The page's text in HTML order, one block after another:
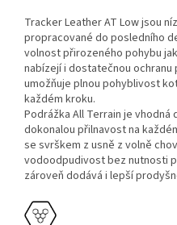
Tracker Leather AT Low jsou
propracované do posledního
volnost přirozeného pohybu
nabízejí i dostatečnou
umožňuje plnou pohyblivost
každém kroku.
Podrážka All Terrain je
dokonalou přilnavost na
se svrškem z usně z volně
vodoodpudivost bez nutnosti
zároveň dodává i lepší